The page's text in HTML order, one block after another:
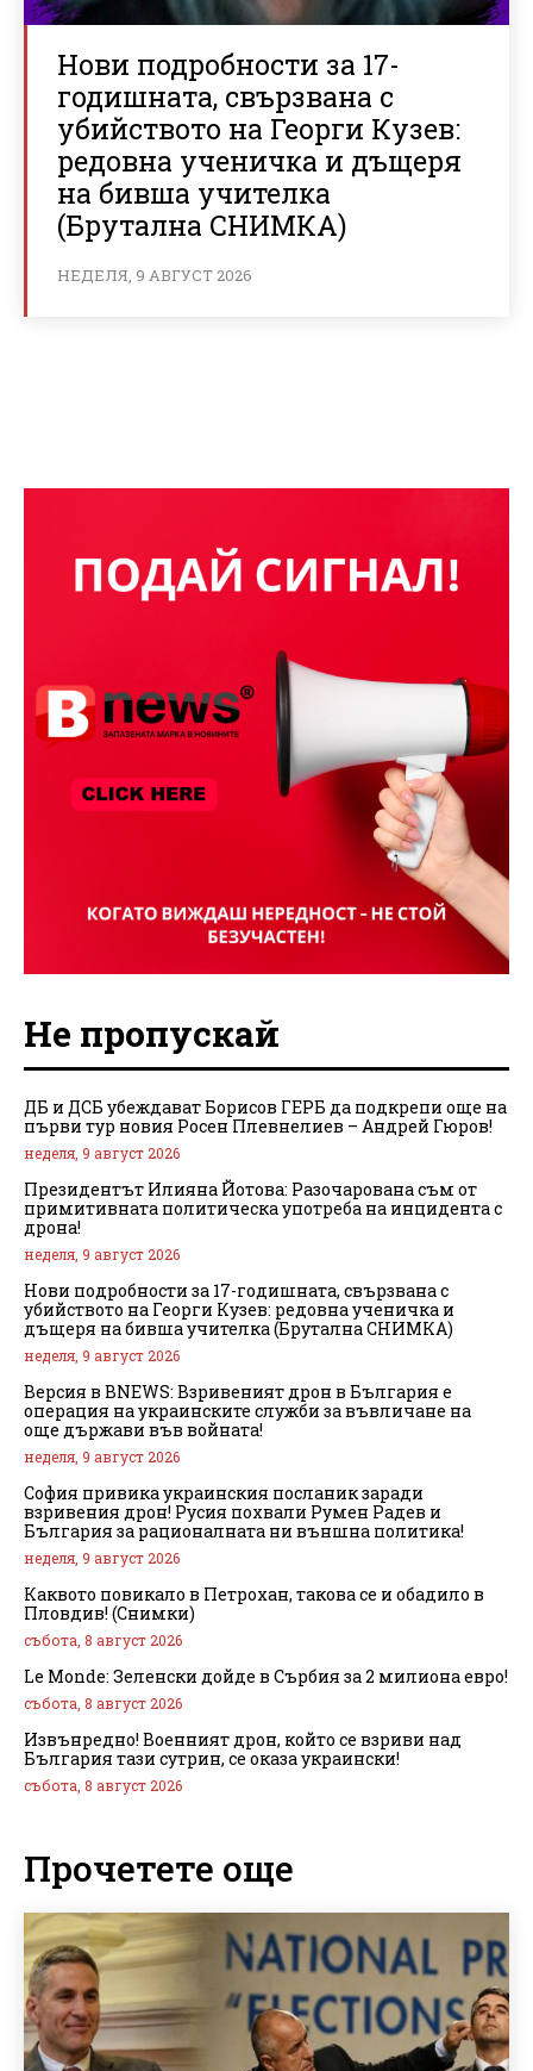
Нови подробности за 17-
годишната, свързвана с
убийството на Георги Кузев:
редовна ученичка и дъщеря
на бивша учителка
(Брутална СНИМКА)
НЕДЕЛЯ, 9 АВГУСТ 2026
Не пропускай
ДБ и ДСБ убеждават Борисов ГЕРБ да подкрепи още на
първи тур новия Росен Плевнелиев – Андрей Гюров!
неделя, 9 август 2026
Президентът Илияна Йотова: Разочарована съм от
примитивната политическа употреба на инцидента с
дрона!
неделя, 9 август 2026
Нови подробности за 17-годишната, свързвана с
убийството на Георги Кузев: редовна ученичка и
дъщеря на бивша учителка (Брутална СНИМКА)
неделя, 9 август 2026
Версия в BNEWS: Взривеният дрон в България е
операция на украинските служби за въвличане на
още държави във войната!
неделя, 9 август 2026
София привика украинския посланик заради
взривения дрон! Русия похвали Румен Радев и
България за рационалната ни външна политика!
неделя, 9 август 2026
Каквото повикало в Петрохан, такова се и обадило в
Пловдив! (Снимки)
събота, 8 август 2026
Le Monde: Зеленски дойде в Сърбия за 2 милиона евро!
събота, 8 август 2026
Извънредно! Военният дрон, който се взриви над
България тази сутрин, се оказа украински!
събота, 8 август 2026
Прочетете още